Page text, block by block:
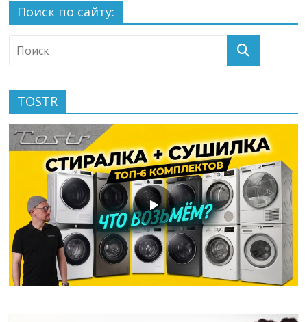
Поиск по сайту:
TOSTR